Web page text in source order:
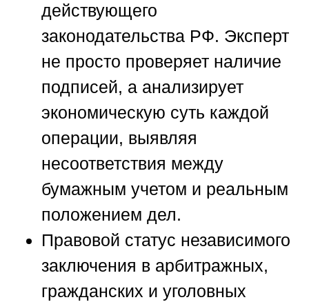
действующего
законодательства РФ. Эксперт
не просто проверяет наличие
подписей, а анализирует
экономическую суть каждой
операции, выявляя
несоответствия между
бумажным учетом и реальным
положением дел.
Правовой статус независимого
заключения в арбитражных,
гражданских и уголовных